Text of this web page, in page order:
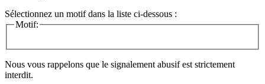
Sélectionnez un motif dans la liste ci-dessous :
Motif:
Nous vous rappelons que le signalement abusif est strictement
interdit.